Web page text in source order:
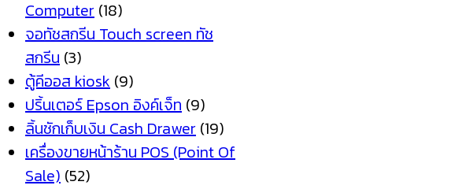
Computer (18)
จอทัชสกรีน Touch screen ทัช
สกรีน (3)
ตู้คีออส kiosk (9)
ปริ้นเตอร์ Epson อิงค์เจ็ท (9)
ลิ้นชักเก็บเงิน Cash Drawer (19)
เครื่องขายหน้าร้าน POS (Point Of
Sale) (52)